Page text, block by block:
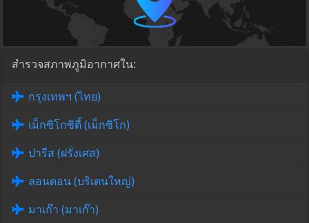
สำรวจสภาพภูมิอากาศใน:
กรุงเทพฯ (ไทย)
เม็กซิโกซิตี้ (เม็กซิโก)
ปารีส (ฝรั่งเศส)
ลอนดอน (บริเตนใหญ่)
มาเก๊า (มาเก๊า)